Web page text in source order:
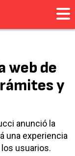
web de
y
anunció la
una experiencia
usuarios.